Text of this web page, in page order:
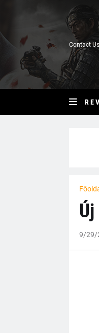
Contact Us
R E
9/29/